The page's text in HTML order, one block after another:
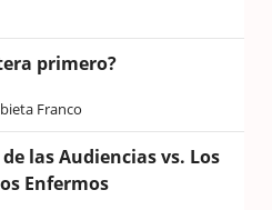
primero?
Franco
las Audiencias vs. Los
Enfermos